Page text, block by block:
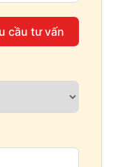
cầu tư vấn